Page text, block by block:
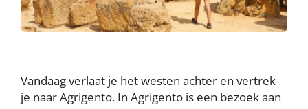
Vandaag verlaat je het westen achter en vertrek
je naar Agrigento. In Agrigento is een bezoek aan